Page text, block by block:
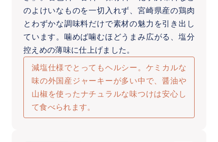
のよけいなものを一切入れず、宮崎県産の鶏肉
とわずかな調味料だけで素材の魅力を引き出し
ています。噛めば噛むほどうまみ広がる、塩分
控えめの薄味に仕上げました。
減塩仕様でとってもヘルシー。ケミカルな
味の外国産ジャーキーが多い中で、醤油や
山椒を使ったナチュラルな味つけは安心し
て食べられます。